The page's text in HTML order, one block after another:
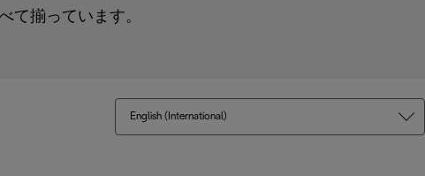
て揃っています。
English (International)